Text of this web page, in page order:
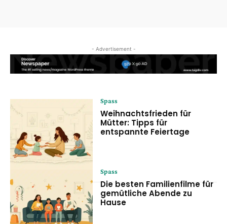
- Advertisement -
Spass
Weihnachtsfrieden für
Mütter: Tipps für
entspannte Feiertage
Spass
Die besten Familienfilme für
gemütliche Abende zu
Hause